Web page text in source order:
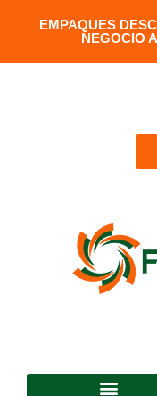
EMPAQUES
NEGOCIO